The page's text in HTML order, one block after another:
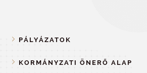
PÁLYÁZATOK
KORMÁNYZATI ÖNERŐ ALAP